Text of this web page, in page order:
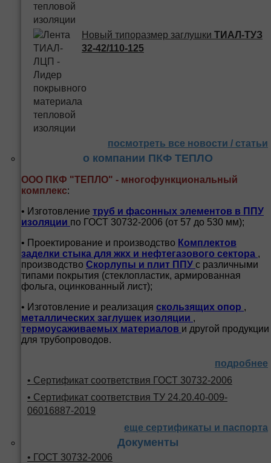
Новый типоразмер заглушки ТИАЛ-ТУЗ
32-42/110-125
посмотреть все новости / статьи
о компании ПКФ ТЕПЛО
ООО ПКФ "ТЕПЛО" - многофункциональный
комплекс:
• Изготовление труб и фасонных элементов в ППУ
изоляции по ГОСТ 30732-2006 (от 57 до 530 мм);
• Проектирование и производство Комплектов
заделки стыка для жкх и нефтегазового сектора ,
производство Скорлупы и плит ППУ с различными
типами покрытия (стеклопластик, армированная
фольга, оцинкованный лист);
• Изготовление и реализация скользящих опор ,
металлических заглушек изоляции ,
термоусаживаемых материалов и другой продукции
для трубопроводов.
подробнее
• Сертификат соответствия ГОСТ 30732-2006
• Сертификат соответствия ТУ 24.20.40-009-
06016887-2019
еще сертификаты и паспорта
Документы
• ГОСТ 30732-2006